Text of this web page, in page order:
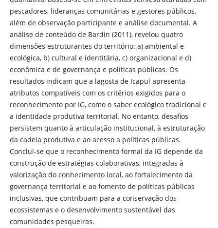
pescadores, lideranças comunitárias e gestores públicos,
além de observação participante e análise documental. A
análise de conteúdo de Bardin (2011), revelou quatro
dimensões estruturantes do território: a) ambiental e
ecológica, b) cultural e identitária, c) organizacional e d)
econômica e de governança e políticas públicas. Os
resultados indicam que a lagosta de Icapuí apresenta
atributos compatíveis com os critérios exigidos para o
reconhecimento por IG, como o saber ecológico tradicional e
a identidade produtiva territorial. No entanto, desafios
persistem quanto à articulação institucional, à estruturação
da cadeia produtiva e ao acesso a políticas públicas.
Conclui-se que o reconhecimento formal da IG depende da
construção de estratégias colaborativas, integradas à
valorização do conhecimento local, ao fortalecimento da
governança territorial e ao fomento de políticas públicas
inclusivas, que contribuam para a conservação dos
ecossistemas e o desenvolvimento sustentável das
comunidades pesqueiras.